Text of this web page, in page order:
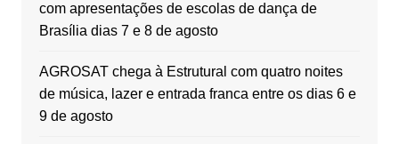
com apresentações de escolas de dança de
Brasília dias 7 e 8 de agosto
AGROSAT chega à Estrutural com quatro noites
de música, lazer e entrada franca entre os dias 6 e
9 de agosto